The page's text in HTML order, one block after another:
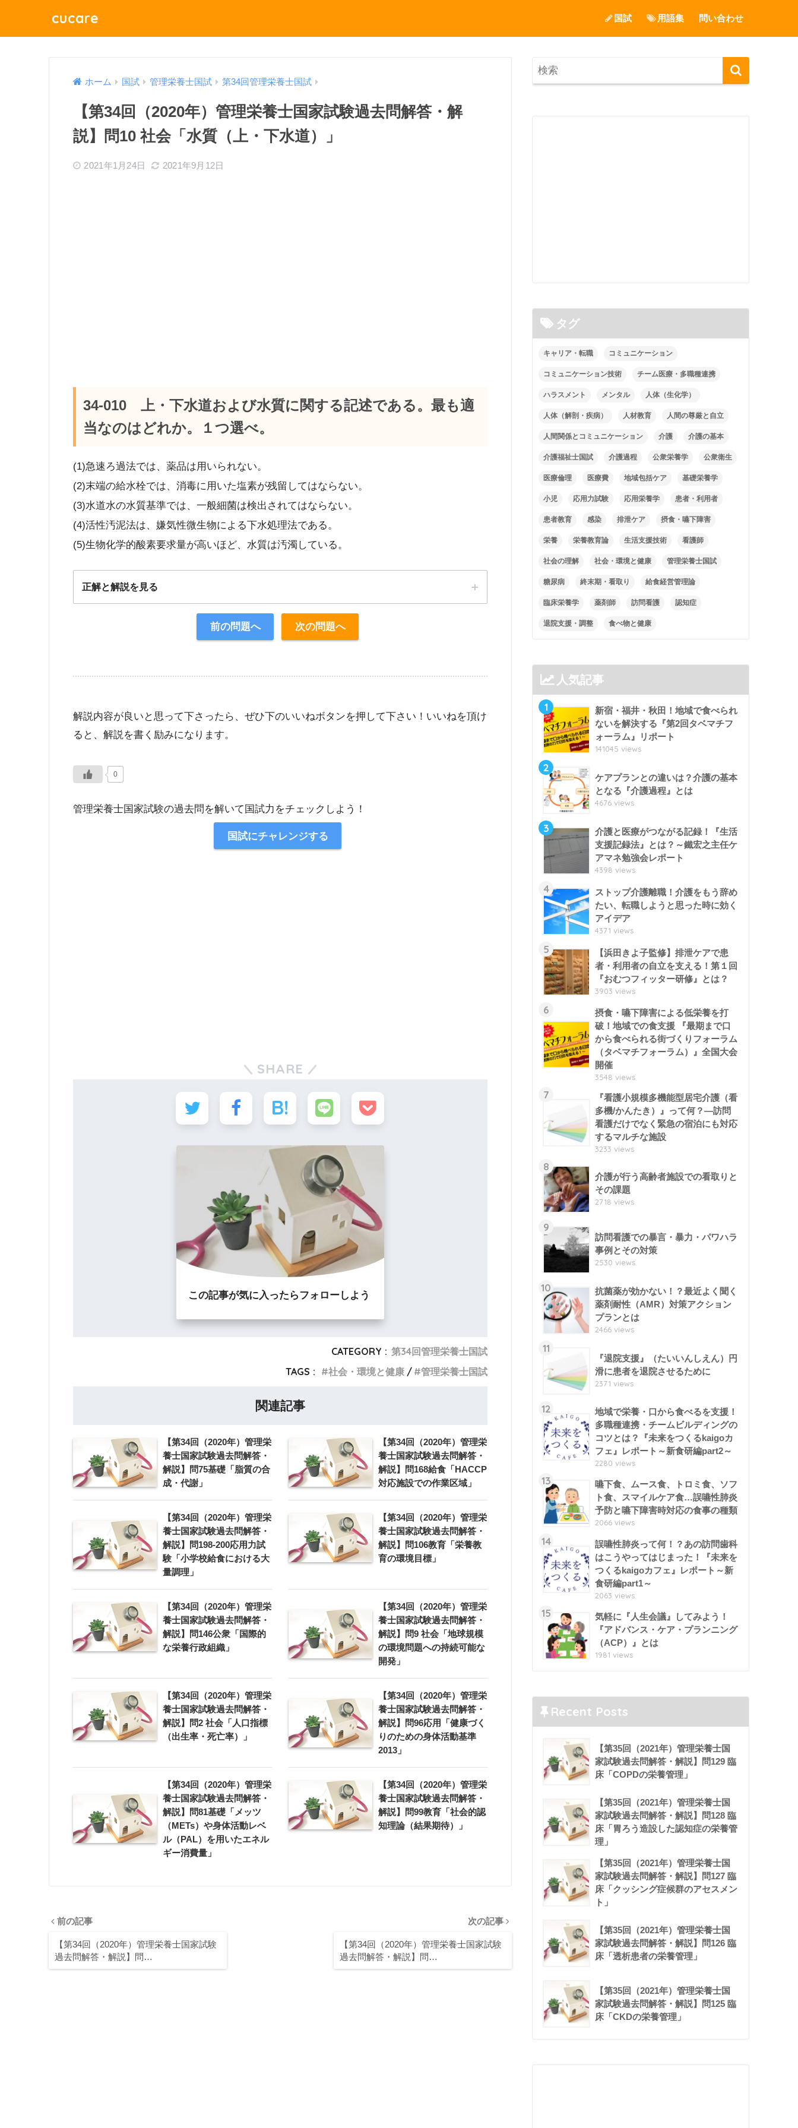
cucare 国試 用語集 問い合わせ
ホーム 国試 管理栄養士国試 第34回管理栄養士国試
【第34回（2020年）管理栄養士国家試験過去問解答・解
説】問10 社会「水質（上・下水道）」
2021年1月24日 2021年9月12日
34-010 上・下水道および水質に関する記述である。最も適
当なのはどれか。１つ選べ。
(1)急速ろ過法では、薬品は用いられない。
(2)末端の給水栓では、消毒に用いた塩素が残留してはならない。
(3)水道水の水質基準では、一般細菌は検出されてはならない。
(4)活性汚泥法は、嫌気性微生物による下水処理法である。
(5)生物化学的酸素要求量が高いほど、水質は汚濁している。
正解と解説を見る
前の問題へ 次の問題へ
解説内容が良いと思って下さったら、ぜひ下のいいねボタンを押して下さい！いいねを頂け
ると、解説を書く励みになります。
0
管理栄養士国家試験の過去問を解いて国試力をチェックしよう！
国試にチャレンジする
SHARE
この記事が気に入ったらフォローしよう
CATEGORY : 第34回管理栄養士国試
TAGS :
社会・環境と健康 管理栄養士国試
関連記事
【第34回（2020年）管理栄
養士国家試験過去問解答・
解説】問75基礎「脂質の合
成・代謝」
【第34回（2020年）管理栄
養士国家試験過去問解答・
解説】問168給食「HACCP
対応施設での作業区域」
【第34回（2020年）管理栄
養士国家試験過去問解答・
解説】問198-200応用力試
験「小学校給食における大
量調理」
【第34回（2020年）管理栄
養士国家試験過去問解答・
解説】問106教育「栄養教
育の環境目標」
【第34回（2020年）管理栄
養士国家試験過去問解答・
解説】問146公衆「国際的
な栄養行政組織」
【第34回（2020年）管理栄
養士国家試験過去問解答・
解説】問9 社会「地球規模
の環境問題への持続可能な
開発」
【第34回（2020年）管理栄
養士国家試験過去問解答・
解説】問2 社会「人口指標
（出生率・死亡率）」
【第34回（2020年）管理栄
養士国家試験過去問解答・
解説】問96応用「健康づく
りのための身体活動基準
2013」
【第34回（2020年）管理栄
養士国家試験過去問解答・
解説】問81基礎「メッツ
（METs）や身体活動レベ
ル（PAL）を用いたエネル
ギー消費量」
【第34回（2020年）管理栄
養士国家試験過去問解答・
解説】問99教育「社会的認
知理論（結果期待）」
前の記事
【第34回（2020年）管理栄養士国家試験
過去問解答・解説】問…
次の記事
【第34回（2020年）管理栄養士国家試験
過去問解答・解説】問…
タグ
キャリア・転職 コミュニケーション
コミュニケーション技術 チーム医療・多職種連携
ハラスメント メンタル 人体（生化学）
人体（解剖・疾病） 人材教育 人間の尊厳と自立
人間関係とコミュニケーション 介護 介護の基本
介護福祉士国試 介護過程 公衆栄養学 公衆衛生
医療倫理 医療費 地域包括ケア 基礎栄養学
小児 応用力試験 応用栄養学 患者・利用者
患者教育 感染 排泄ケア 摂食・嚥下障害
栄養 栄養教育論 生活支援技術 看護師
社会の理解 社会・環境と健康 管理栄養士国試
糖尿病 終末期・看取り 給食経営管理論
臨床栄養学 薬剤師 訪問看護 認知症
退院支援・調整 食べ物と健康
人気記事
1
新宿・福井・秋田！地域で食べられ
ないを解決する『第2回タベマチフ
ォーラム』リポート
141045 views
2
ケアプランとの違いは？介護の基本
となる『介護過程』とは
4676 views
3
介護と医療がつながる記録！『生活
支援記録法』とは？～鐵宏之主任ケ
アマネ勉強会レポート
4398 views
4
ストップ介護離職！介護をもう辞め
たい、転職しようと思った時に効く
アイデア
4371 views
5
【浜田きよ子監修】排泄ケアで患
者・利用者の自立を支える！第１回
『おむつフィッター研修』とは？
3903 views
6
摂食・嚥下障害による低栄養を打
破！地域での食支援 『最期まで口
から食べられる街づくりフォーラム
（タベマチフォーラム）』全国大会
開催
3548 views
7
『看護小規模多機能型居宅介護（看
多機/かんたき）』って何？―訪問
看護だけでなく緊急の宿泊にも対応
するマルチな施設
3233 views
8
介護が行う高齢者施設での看取りと
その課題
2718 views
9
訪問看護での暴言・暴力・パワハラ
事例とその対策
2530 views
10
抗菌薬が効かない！？最近よく聞く
薬剤耐性（AMR）対策アクション
プランとは
2466 views
11
『退院支援』（たいいんしえん）円
滑に患者を退院させるために
2371 views
12
地域で栄養・口から食べるを支援！
多職種連携・チームビルディングの
コツとは？『未来をつくるkaigoカ
フェ』レポート～新食研編part2～
2280 views
13
嚥下食、ムース食、トロミ食、ソフ
ト食、スマイルケア食…誤嚥性肺炎
予防と嚥下障害時対応の食事の種類
2066 views
14
誤嚥性肺炎って何！？あの訪問歯科
はこうやってはじまった！『未来を
つくるkaigoカフェ』レポート～新
食研編part1～
2063 views
15
気軽に『人生会議』してみよう！
『アドバンス・ケア・プランニング
（ACP）』とは
1981 views
Recent Posts
【第35回（2021年）管理栄養士国
家試験過去問解答・解説】問129 臨
床「COPDの栄養管理」
【第35回（2021年）管理栄養士国
家試験過去問解答・解説】問128 臨
床「胃ろう造設した認知症の栄養管
理」
【第35回（2021年）管理栄養士国
家試験過去問解答・解説】問127 臨
床「クッシング症候群のアセスメン
ト」
【第35回（2021年）管理栄養士国
家試験過去問解答・解説】問126 臨
床「透析患者の栄養管理」
【第35回（2021年）管理栄養士国
家試験過去問解答・解説】問125 臨
床「CKDの栄養管理」